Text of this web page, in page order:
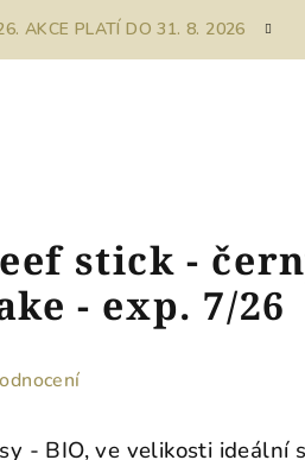
AKCE PLATÍ DO 31. 8. 2026
stick -
- exp. 7/26
- BIO, ve velikosti ideální